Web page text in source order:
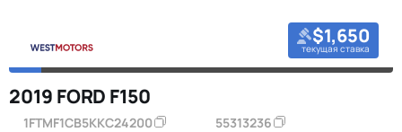
$1,650
текущая ставка
2019 FORD F150
1FTMF1CB5KKC24200 55313236